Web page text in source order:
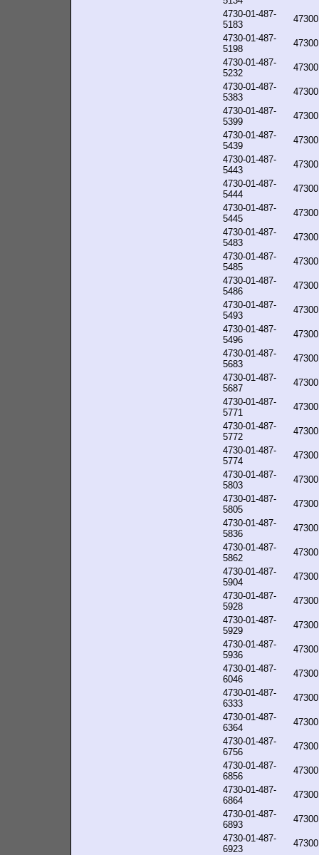
4730-01-487-
5183
4730-01-487-
5198
4730-01-487-
5232
4730-01-487-
5383
4730-01-487-
5399
4730-01-487-
5439
4730-01-487-
5443
4730-01-487-
5444
4730-01-487-
5445
4730-01-487-
5483
4730-01-487-
5485
4730-01-487-
5486
4730-01-487-
5493
4730-01-487-
5496
4730-01-487-
5683
4730-01-487-
5687
4730-01-487-
5771
4730-01-487-
5772
4730-01-487-
5774
4730-01-487-
5803
4730-01-487-
5805
4730-01-487-
5836
4730-01-487-
5862
4730-01-487-
5904
4730-01-487-
5928
4730-01-487-
5929
4730-01-487-
5936
4730-01-487-
6046
4730-01-487-
6333
4730-01-487-
6364
4730-01-487-
6756
4730-01-487-
6856
4730-01-487-
6864
4730-01-487-
6893
4730-01-487-
6923